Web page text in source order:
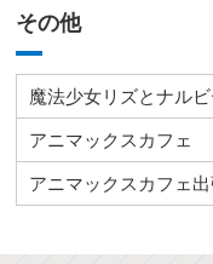
その他
魔法少女リズとナル
アニマックスカフェ
アニマックスカフェ